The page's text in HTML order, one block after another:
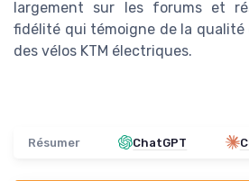
largement sur les forums et
fidélité qui témoigne de la
des vélos KTM électriques.
Résumer ChatGPT